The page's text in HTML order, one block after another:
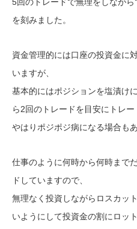
5回のトレードで無理をしなが
を刻みました。
資金管理的には口座の投資金に
いますが、
基本的にはポジションを塩漬け
ら2回のトレードを目安にトレー
やはりポジポジ病になる場合も
仕事のように何時から何時まで
ドしていますので、
無理なく投資しながらロスカッ
いようにして投資金の割にロッ